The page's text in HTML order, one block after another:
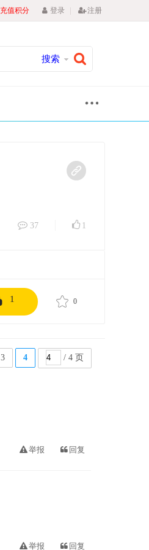
充值积分 登录 | 注册
搜索
37 1
0
1
3 4 / 4 页
举报 回复
举报 回复